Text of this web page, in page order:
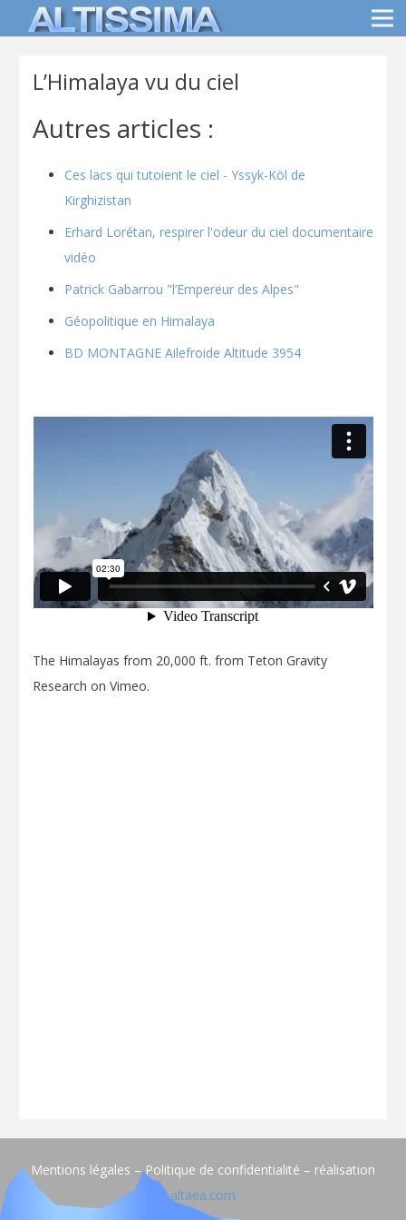
L’Himalaya vu du ciel
Autres articles :
Ces lacs qui tutoient le ciel - Yssyk-Köl de
Kirghizistan
Erhard Lorétan, respirer l'odeur du ciel documentaire
vidéo
Patrick Gabarrou "l’Empereur des Alpes"
Géopolitique en Himalaya
BD MONTAGNE Ailefroide Altitude 3954
The Himalayas from 20,000 ft. from Teton Gravity
Research on Vimeo.
Mentions légales – Politique de confidentialité – réalisation
altaea.com